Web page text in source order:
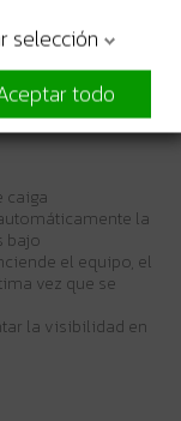
el modo del
Asa grande
durante
caiga
la
bajo
el equipo, el
vez que se
la visibilidad en
selección
todo